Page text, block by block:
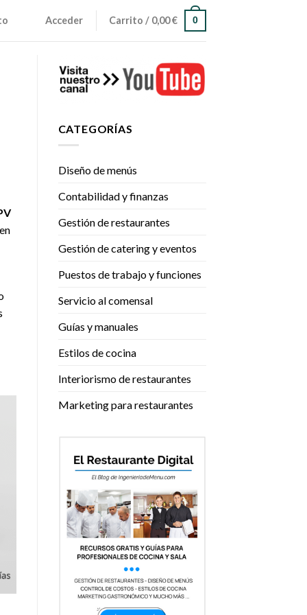
Acceder Carrito / 0,00€ 0
CATEGORÍAS
Diseño de menús
Contabilidad y finanzas
Gestión de restaurantes
Gestión de catering y eventos
Puestos de trabajo y funciones
Servicio al comensal
Guías y manuales
Estilos de cocina
Interiorismo de restaurantes
Marketing para restaurantes